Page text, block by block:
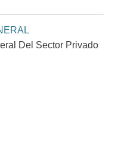
Del Sector Privado